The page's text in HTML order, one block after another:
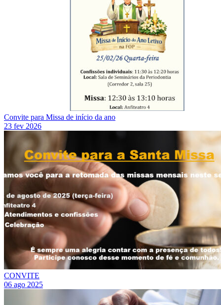
Convite para Missa de início da ano
23 fev 2026
CONVITE
06 ago 2025